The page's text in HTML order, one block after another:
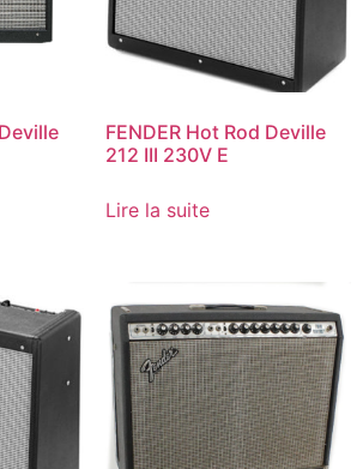
FENDER Hot Rod Deville
212 III 230V E
Lire la suite